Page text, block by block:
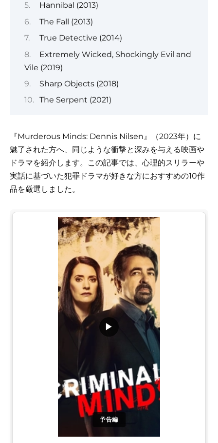
Hannibal (2013)
The Fall (2013)
True Detective (2014)
Extremely Wicked, Shockingly Evil and
Vile (2019)
Sharp Objects (2018)
The Serpent (2021)
『Murderous Minds: Dennis Nilsen』（2023年）に
魅了された方へ、同じような衝撃と深みを与える映画や
ドラマを紹介します。この記事では、心理的スリラーや
実話に基づいた犯罪ドラマが好きな方におすすめの10作
品を厳選しました。
予告編
▶